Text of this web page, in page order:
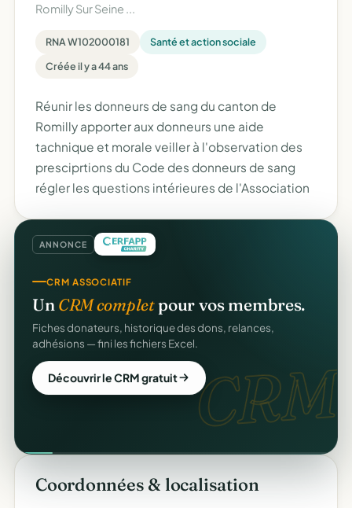
Romilly Sur Seine ...
RNA W102000181
Santé et action sociale
Créée il y a 44 ans
Réunir les donneurs de sang du canton de
Romilly apporter aux donneurs une aide
tachnique et morale veiller à l'observation des
presciprtions du Code des donneurs de sang
régler les questions intérieures de l'Association
ANNONCE
CRM.
CRM ASSOCIATIF
Un CRM completpour vos membres.
Fiches donateurs, historique des dons, relances,
adhésions — fini les fichiers Excel.
Découvrir le CRM gratuit
Coordonnées & localisation